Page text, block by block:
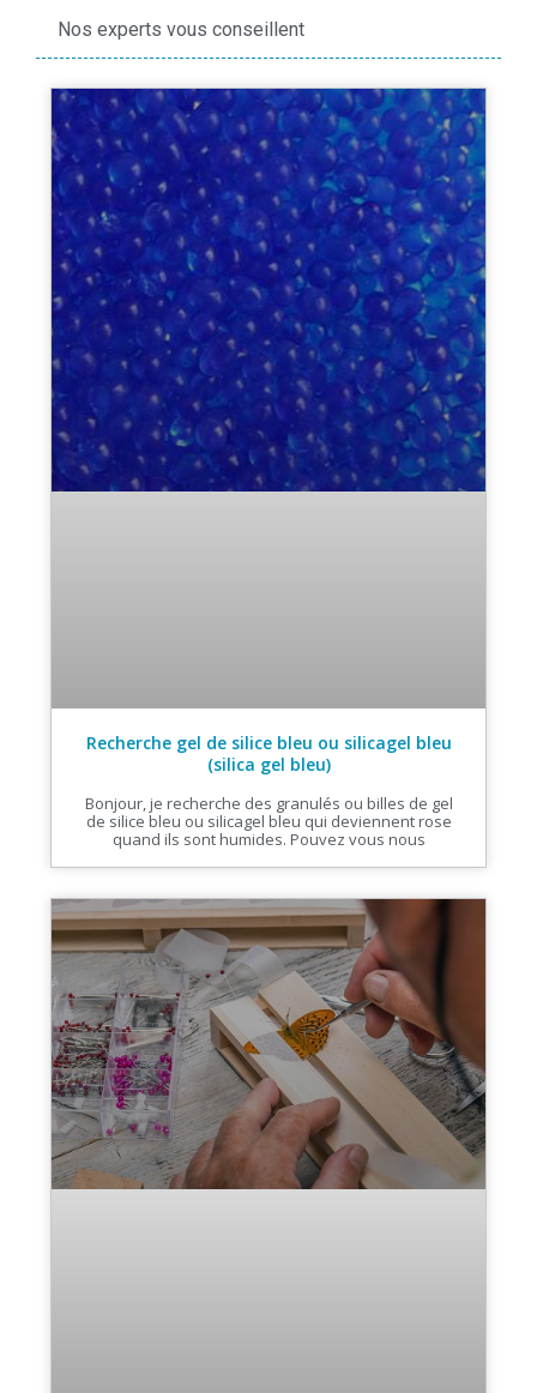
Nos experts vous conseillent
Recherche gel de silice bleu ou silicagel bleu
(silica gel bleu)
Bonjour, je recherche des granulés ou billes de gel
de silice bleu ou silicagel bleu qui deviennent rose
quand ils sont humides. Pouvez vous nous